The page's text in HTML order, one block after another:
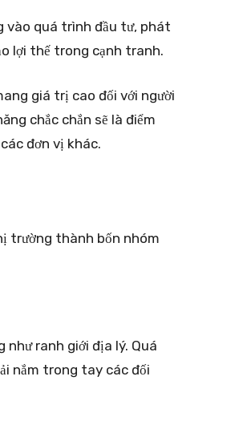
vào quá trình đầu tư, phát
lợi thế trong cạnh tranh.
giá trị cao đối với người
chắc chắn sẽ là điểm
đơn vị khác.
trường thành bốn nhóm
ranh giới địa lý. Quá
nắm trong tay các đối